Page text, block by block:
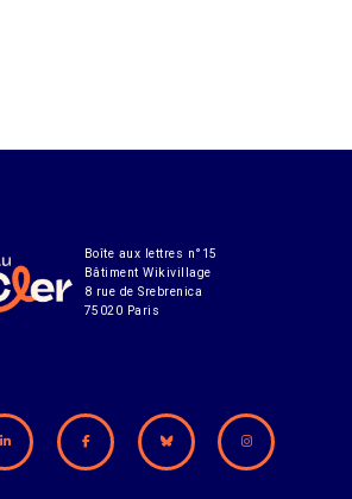
Boîte aux lettres n°15
Bâtiment Wikivillage
8 rue de Srebrenica
75020 Paris